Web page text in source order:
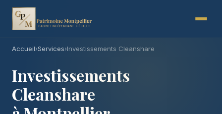
Accueil›Services›Investissements Cleanshare
Investissements
Cleanshare